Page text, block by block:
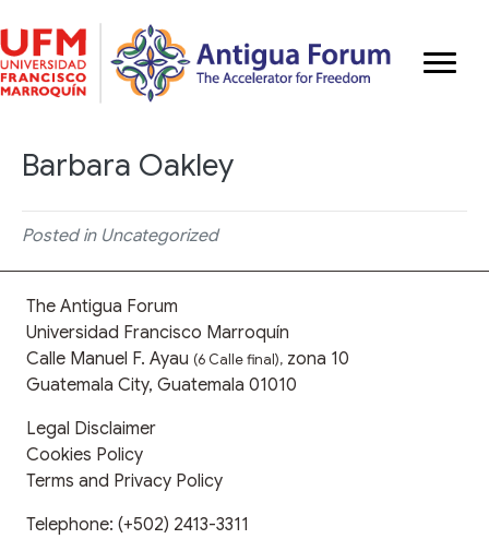
Barbara Oakley
Posted in Uncategorized
The Antigua Forum
Universidad Francisco Marroquín
Calle Manuel F. Ayau (6 Calle final), zona 10
Guatemala City, Guatemala 01010
Legal Disclaimer
Cookies Policy
Terms and Privacy Policy
Telephone: (+502) 2413-3311